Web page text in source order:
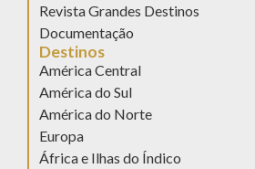
Revista Grandes Destinos
Documentação
Destinos
América Central
América do Sul
América do Norte
Europa
África e Ilhas do Índico